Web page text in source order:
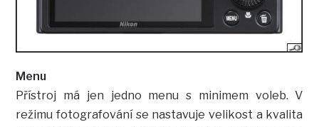
Menu
Přístroj má jen jedno menu s minimem voleb. V
režimu fotografování se nastavuje velikost a kvalita